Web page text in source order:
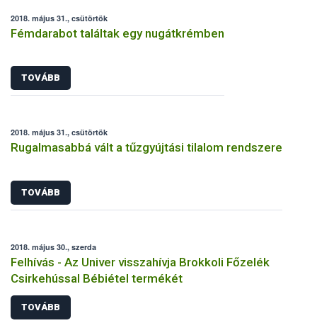
2018. május 31., csütörtök
Fémdarabot találtak egy nugátkrémben
TOVÁBB
2018. május 31., csütörtök
Rugalmasabbá vált a tűzgyújtási tilalom rendszere
TOVÁBB
2018. május 30., szerda
Felhívás - Az Univer visszahívja Brokkoli Főzelék
Csirkehússal Bébiétel termékét
TOVÁBB